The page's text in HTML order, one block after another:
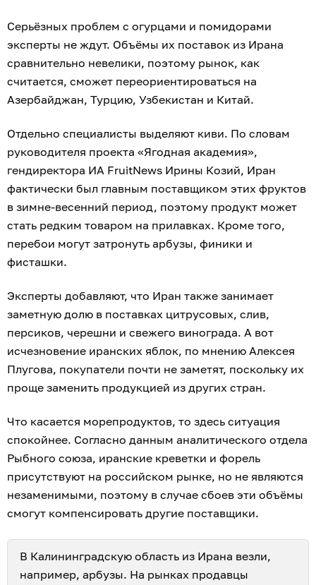
Серьёзных проблем с огурцами и помидорами
эксперты не ждут. Объёмы их поставок из Ирана
сравнительно невелики, поэтому рынок, как
считается, сможет переориентироваться на
Азербайджан, Турцию, Узбекистан и Китай.
Отдельно специалисты выделяют киви. По словам
руководителя проекта «Ягодная академия»,
гендиректора ИА FruitNews Ирины Козий, Иран
фактически был главным поставщиком этих фруктов
в зимне-весенний период, поэтому продукт может
стать редким товаром на прилавках. Кроме того,
перебои могут затронуть арбузы, финики и
фисташки.
Эксперты добавляют, что Иран также занимает
заметную долю в поставках цитрусовых, слив,
персиков, черешни и свежего винограда. А вот
исчезновение иранских яблок, по мнению Алексея
Плугова, покупатели почти не заметят, поскольку их
проще заменить продукцией из других стран.
Что касается морепродуктов, то здесь ситуация
спокойнее. Согласно данным аналитического отдела
Рыбного союза, иранские креветки и форель
присутствуют на российском рынке, но не являются
незаменимыми, поэтому в случае сбоев эти объёмы
смогут компенсировать другие поставщики.
В Калининградскую область из Ирана везли,
например, арбузы. На рынках продавцы